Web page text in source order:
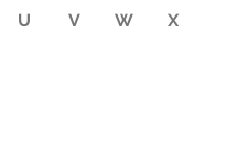
U V W X